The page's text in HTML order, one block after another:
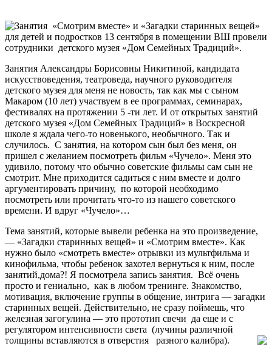
Занятия «Смотрим вместе» и «Загадки старинных вещей»
для детей и подростков 13 сентября в помещении ВШ провели
сотрудники детского музея «Дом Семейных Традиций».
Занятия Александры Борисовны Никитиной, кандидата
искусствоведения, театроведа, научного руководителя
детского музея для меня не новость, так как мы с сыном
Макаром (10 лет) участвуем в ее программах, семинарах,
фестивалях на протяжении 5 -ти лет. И от открытых занятий
детского музея «Дом Семейных Традиций» в Воскресной
школе я ждала чего-то новенького, необычного. Так и
случилось. С занятия, на котором сын был без меня, он
пришел с желанием посмотреть фильм «Чучело». Меня это
удивило, потому что обычно советские фильмы сам сын не
смотрит. Мне приходится садиться с ним вместе и долго
аргументировать причину, по которой необходимо
посмотреть или прочитать что-то из нашего советского
времени. И вдруг «Чучело»…
Тема занятий, которые вывели ребенка на это произведение,
— «Загадки старинных вещей» и «Смотрим вместе». Как
нужно было «смотреть вместе» отрывки из мультфильма и
кинофильма, чтобы ребенок захотел вернуться к ним, после
занятий,дома?! Я посмотрела запись занятия. Всё очень
просто и гениально, как в любом тренинге. Знакомство,
мотивация, включение группы в общение, интрига — загадки
старинных вещей. Действительно, не сразу поймешь, что
железная загогулина — это прототип свечи да еще и с
регулятором интенсивности света (лучины различной
толщины вставляются в отверстия разного калибра).